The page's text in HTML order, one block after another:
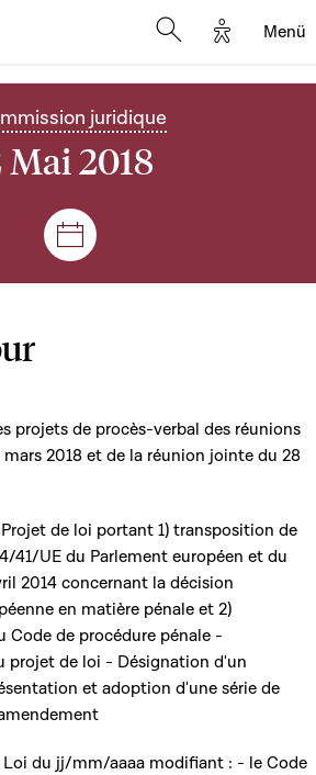
Options
Menü
juridique
2018
Plenar- und
projets de procès-verbal des réunions
mars 2018 et de la réunion jointe du 28
de loi portant 1) transposition de
41/UE du Parlement européen et du
2014 concernant la décision
en matière pénale et 2)
Code de procédure pénale -
projet de loi - Désignation d'un
et adoption d'une série de
Loi du jj/mm/aaaa modifiant : - le Code